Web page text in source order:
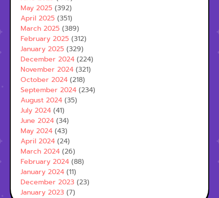
May 2025 (392)
April 2025 (351)
March 2025 (389)
February 2025 (312)
January 2025 (329)
December 2024 (224)
November 2024 (321)
October 2024 (218)
September 2024 (234)
August 2024 (35)
July 2024 (41)
June 2024 (34)
May 2024 (43)
April 2024 (24)
March 2024 (26)
February 2024 (88)
January 2024 (11)
December 2023 (23)
January 2023 (7)